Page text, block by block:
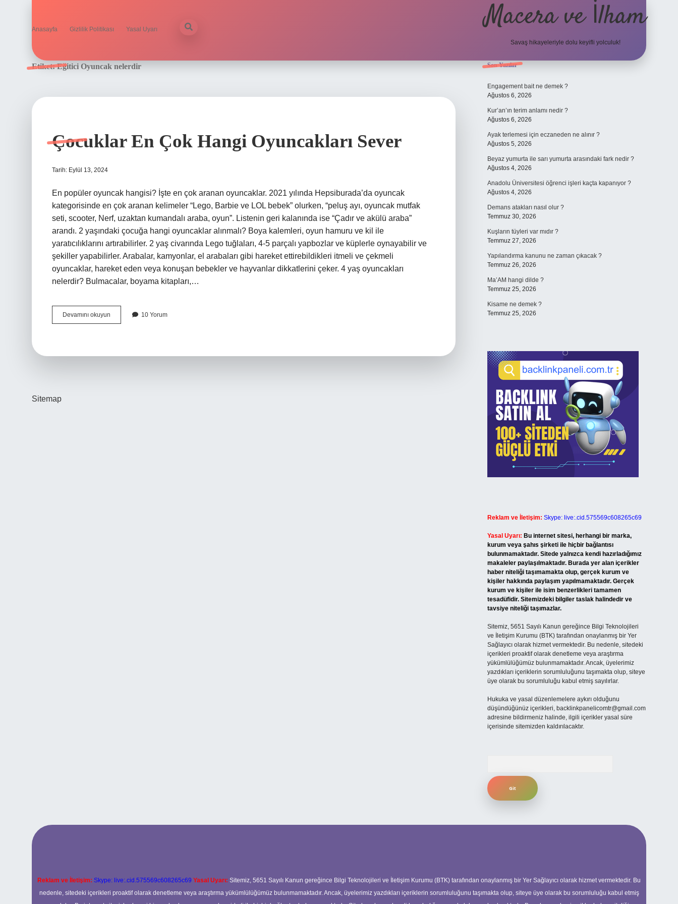
Anasayfa Gizlilik Politikası Yasal Uyarı Macera ve İlham
Savaş hikayeleriyle dolu keyifli yolculuk!
Etiket:Eğitici Oyuncak nelerdir
Çocuklar En Çok Hangi Oyuncakları Sever
Tarih: Eylül 13, 2024
En popüler oyuncak hangisi? İşte en çok aranan oyuncaklar. 2021 yılında Hepsiburada’da oyuncak
kategorisinde en çok aranan kelimeler “Lego, Barbie ve LOL bebek” olurken, “peluş ayı, oyuncak mutfak
seti, scooter, Nerf, uzaktan kumandalı araba, oyun”. Listenin geri kalanında ise “Çadır ve akülü araba”
arandı. 2 yaşındaki çocuğa hangi oyuncaklar alınmalı? Boya kalemleri, oyun hamuru ve kil ile
yaratıcılıklarını artırabilirler. 2 yaş civarında Lego tuğlaları, 4-5 parçalı yapbozlar ve küplerle oynayabilir ve
şekiller yapabilirler. Arabalar, kamyonlar, el arabaları gibi hareket ettirebildikleri itmeli ve çekmeli
oyuncaklar, hareket eden veya konuşan bebekler ve hayvanlar dikkatlerini çeker. 4 yaş oyuncakları
nelerdir? Bulmacalar, boyama kitapları,…
Devamını okuyun Çocuklar
En
10 Yorum
Sitemap
Sidebar
Son Yazılar
Engagement bait ne demek ?
Ağustos 6, 2026
Kur’an’ın terim anlamı nedir ?
Ağustos 6, 2026
Ayak terlemesi için eczaneden ne alınır ?
Ağustos 5, 2026
Beyaz yumurta ile sarı yumurta arasındaki fark nedir ?
Ağustos 4, 2026
Anadolu Üniversitesi öğrenci işleri kaçta kapanıyor ?
Ağustos 4, 2026
Demans atakları nasıl olur ?
Temmuz 30, 2026
Kuşların tüyleri var mıdır ?
Temmuz 27, 2026
Yapılandırma kanunu ne zaman çıkacak ?
Temmuz 26, 2026
Ma’AM hangi dilde ?
Temmuz 25, 2026
Kisame ne demek ?
Temmuz 25, 2026
Reklam ve İletişim: Skype: live:.cid.575569c608265c69
Yasal Uyarı: Bu internet sitesi, herhangi bir marka,
kurum veya şahıs şirketi ile hiçbir bağlantısı
bulunmamaktadır. Sitede yalnızca kendi hazırladığımız
makaleler paylaşılmaktadır. Burada yer alan içerikler
haber niteliği taşımamakta olup, gerçek kurum ve
kişiler hakkında paylaşım yapılmamaktadır. Gerçek
kurum ve kişiler ile isim benzerlikleri tamamen
tesadüfidir. Sitemizdeki bilgiler taslak halindedir ve
tavsiye niteliği taşımazlar.
Sitemiz, 5651 Sayılı Kanun gereğince Bilgi Teknolojileri
ve İletişim Kurumu (BTK) tarafından onaylanmış bir Yer
Sağlayıcı olarak hizmet vermektedir. Bu nedenle, sitedeki
içerikleri proaktif olarak denetleme veya araştırma
yükümlülüğümüz bulunmamaktadır. Ancak, üyelerimiz
yazdıkları içeriklerin sorumluluğunu taşımakta olup, siteye
üye olarak bu sorumluluğu kabul etmiş sayılırlar.
Hukuka ve yasal düzenlemelere aykırı olduğunu
düşündüğünüz içerikleri, backlinkpanelicomtr@gmail.com
adresine bildirmeniz halinde, ilgili içerikler yasal süre
içerisinde sitemizden kaldırılacaktır.
Reklam ve İletişim: Skype: live:.cid.575569c608265c69 Yasal Uyarı: Sitemiz, 5651 Sayılı Kanun gereğince Bilgi Teknolojileri ve İletişim Kurumu (BTK) tarafından onaylanmış bir Yer Sağlayıcı olarak hizmet vermektedir. Bu
nedenle, sitedeki içerikleri proaktif olarak denetleme veya araştırma yükümlülüğümüz bulunmamaktadır. Ancak, üyelerimiz yazdıkları içeriklerin sorumluluğunu taşımakta olup, siteye üye olarak bu sorumluluğu kabul etmiş